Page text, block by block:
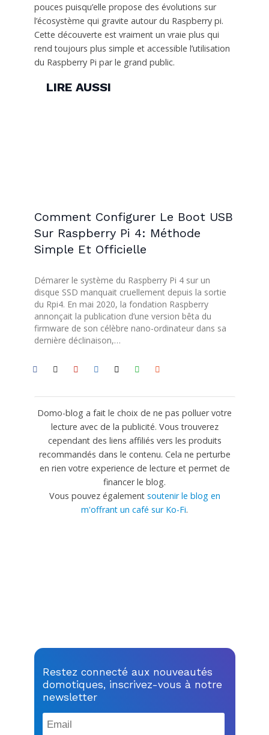
pouces puisqu’elle propose des évolutions sur
l’écosystème qui gravite autour du Raspberry pi.
Cette découverte est vraiment un vraie plus qui
rend toujours plus simple et accessible l’utilisation
du Raspberry Pi par le grand public.
LIRE AUSSI
Comment Configurer Le Boot USB
Sur Raspberry Pi 4: Méthode
Simple Et Officielle
Démarer le système du Raspberry Pi 4 sur un
disque SSD manquait cruellement depuis la sortie
du Rpi4. En mai 2020, la fondation Raspberry
annonçait la publication d’une version bêta du
firmware de son célèbre nano-ordinateur dans sa
dernière déclinaison,…
Domo-blog a fait le choix de ne pas polluer votre
lecture avec de la publicité. Vous trouverez
cependant des liens affiliés vers les produits
recommandés dans le contenu. Cela ne perturbe
en rien votre experience de lecture et permet de
financer le blog.
Vous pouvez également soutenir le blog en
m'offrant un café sur Ko-Fi.
Restez connecté aux nouveautés
domotiques, inscrivez-vous à notre
newsletter